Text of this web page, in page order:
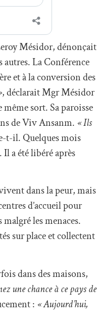
Mésidor, dénonçait
autres. La Conférence
et à la conversion des
, déclarait Mgr Mésidor
sort. Sa paroisse
de Viv Ansanm. « Ils
t-il. Quelques mois
a été libéré après
dans la peur, mais
d’accueil pour
les menaces.
sur place et collectent
dans des maisons,
une chance à ce pays de
: « Aujourd’hui,